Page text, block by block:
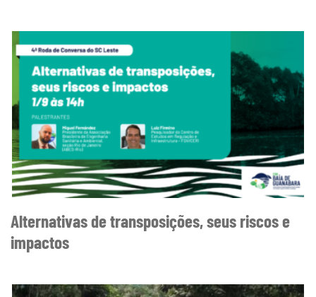
Alternativas de transposições, seus riscos e
impactos